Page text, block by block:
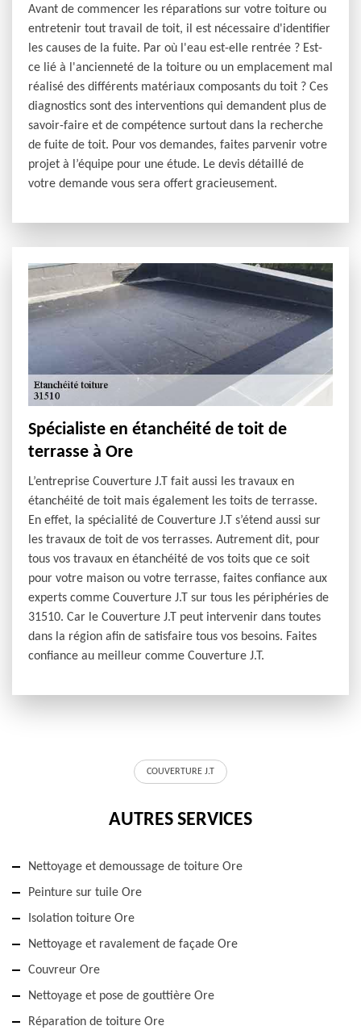
Avant de commencer les réparations sur votre toiture ou
entretenir tout travail de toit, il est nécessaire d'identifier
les causes de la fuite. Par où l'eau est-elle rentrée ? Est-
ce lié à l'ancienneté de la toiture ou un emplacement mal
réalisé des différents matériaux composants du toit ? Ces
diagnostics sont des interventions qui demandent plus de
savoir-faire et de compétence surtout dans la recherche
de fuite de toit. Pour vos demandes, faites parvenir votre
projet à l’équipe pour une étude. Le devis détaillé de
votre demande vous sera offert gracieusement.
Spécialiste en étanchéité de toit de
terrasse à Ore
L’entreprise Couverture J.T fait aussi les travaux en
étanchéité de toit mais également les toits de terrasse.
En effet, la spécialité de Couverture J.T s’étend aussi sur
les travaux de toit de vos terrasses. Autrement dit, pour
tous vos travaux en étanchéité de vos toits que ce soit
pour votre maison ou votre terrasse, faites confiance aux
experts comme Couverture J.T sur tous les périphéries de
31510. Car le Couverture J.T peut intervenir dans toutes
dans la région afin de satisfaire tous vos besoins. Faites
confiance au meilleur comme Couverture J.T.
COUVERTURE J.T
AUTRES SERVICES
Nettoyage et demoussage de toiture Ore
Peinture sur tuile Ore
Isolation toiture Ore
Nettoyage et ravalement de façade Ore
Couvreur Ore
Nettoyage et pose de gouttière Ore
Réparation de toiture Ore